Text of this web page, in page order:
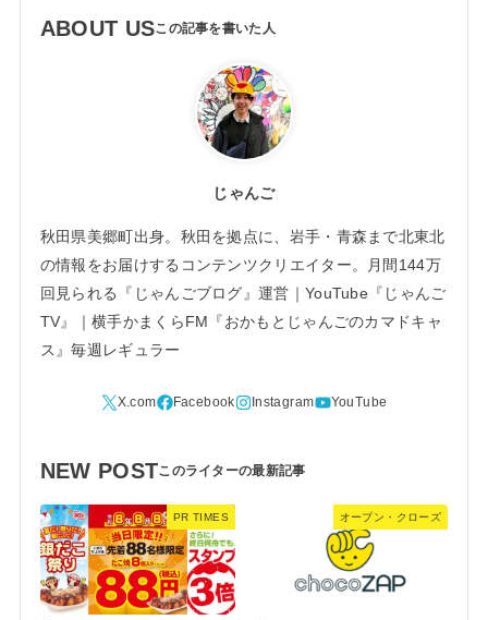
ABOUT US
じゃんご
秋田県美郷町出身。秋田を拠点に、岩手・青森まで北東北
の情報をお届けするコンテンツクリエイター。月間144万
回見られる『じゃんごブログ』運営｜YouTube『じゃんご
TV』｜横手かまくらFM『おかもとじゃんごのカマドキャ
ス』毎週レギュラー
NEW POST
PR TIMES オープン・クローズ